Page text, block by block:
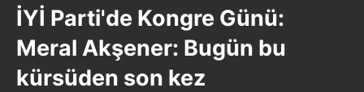
İYİ Parti'de Kongre Günü:
Meral Akşener: Bugün bu
kürsüden son kez